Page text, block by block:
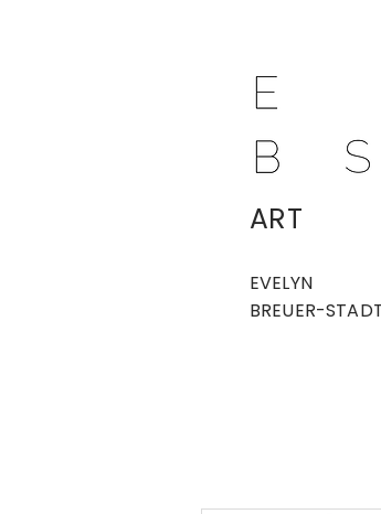
ART
EVELYN
BREUER-